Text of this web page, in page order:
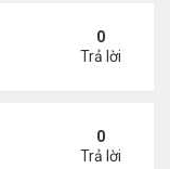
0
Trả lời
từ treo ngược
0
Trả lời